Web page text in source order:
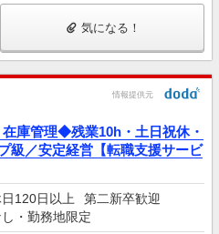
気になる！
情報提供元
在庫管理◆残業10h・土日祝休・
級／安定経営【転職支援サービ
120日以上
第二新卒歓迎
・勤務地限定